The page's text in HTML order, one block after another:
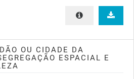
OU CIDADE DA
ESPACIAL E